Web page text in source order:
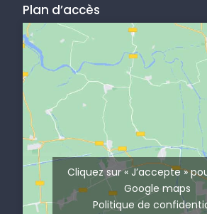
c
b
o
n
k
d
g
r
Plan d’accès
Cliquez sur « J’accepte »
Google maps
Politique de